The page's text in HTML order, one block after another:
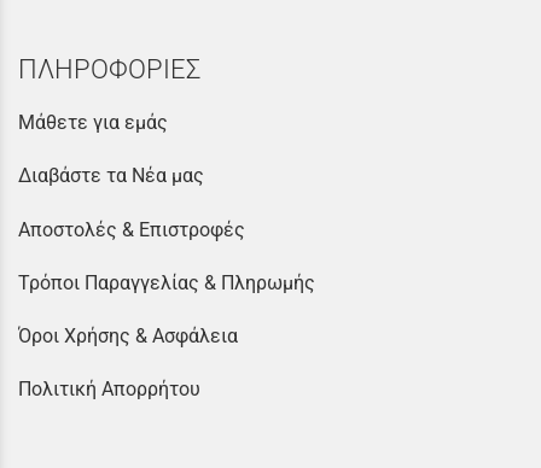
ΠΛΗΡΟΦΟΡΙΕΣ
Μάθετε για εμάς
Διαβάστε τα Νέα μας
Αποστολές & Επιστροφές
Τρόποι Παραγγελίας & Πληρωμής
Όροι Χρήσης & Ασφάλεια
Πολιτική Απορρήτου